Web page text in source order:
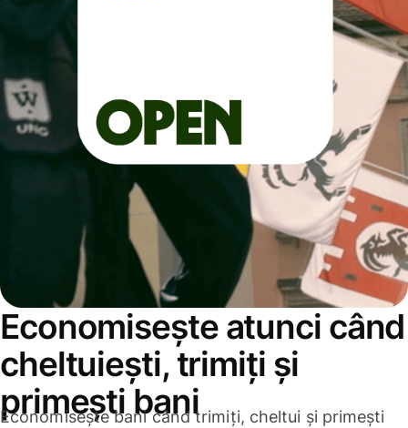
Economisește atunci când
cheltuiești, trimiți și
primești bani
Economisește bani când trimiți, cheltui și primești